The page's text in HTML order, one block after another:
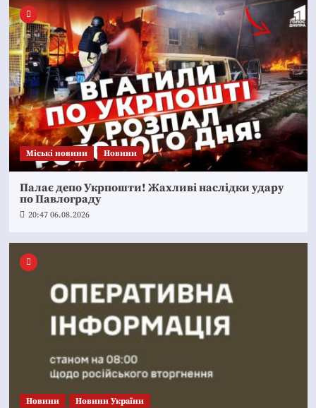
Mіські новини Новини
Палає депо Укрпошти! Жахливі наслідки удару
по Павлограду
20:47 06.08.2026
Новини Новини України